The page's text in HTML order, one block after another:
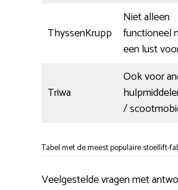
ThyssenKrupp
Niet alleen
functioneel
een lust
Triwa
Ook voor
/
Tabel met de meest populaire stoellift-
Veelgestelde vragen met